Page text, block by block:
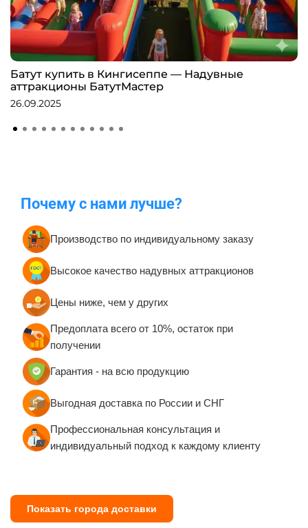
Батут купить в Кингисеппе — Надувные
аттракционы БатутМастер
26.09.2025
Почему с нами лучше?
Производство по индивидуальному заказу
Высокое качество надувных аттракционов
Цены ниже, чем у других
Предоплата всего от 10%, остаток при
получении
Гарантия - на всю продукцию
Выгодная доставка по России и СНГ
Профессиональная консультация и
индивидуальный подход к каждому клиенту
Показать города доставки